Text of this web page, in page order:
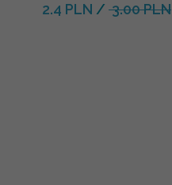
2.4 PLN / 3.00 PLN